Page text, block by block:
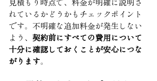
れているかどうかもチェックポイント
です。不明確な追加料金が発生しない
よう、 契約前にすべての費用について
十分に確認しておくことが安心につな
がります。